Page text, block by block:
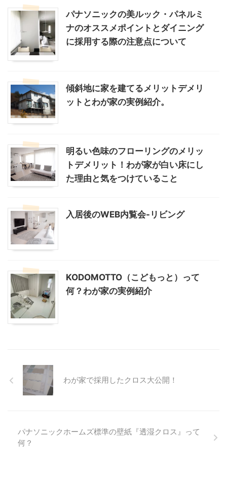
パナソニックの美ルック・パネルミ
ナのオススメポイントとダイニング
に採用する際の注意点について
傾斜地に家を建てるメリットデメリ
ットとわが家の実例紹介。
明るい色味のフローリングのメリッ
トデメリット！わが家が白い床にし
た理由と気をつけていること
入居後のWEB内覧会-リビング
KODOMOTTO（こどもっと）って
何？わが家の実例紹介
わが家で採用したクロス大公開！
パナソニックホームズ標準の壁紙『透湿クロス』って
何？